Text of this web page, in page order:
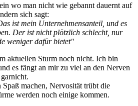
wo man nicht wie gebannt dauernt auf
sich sagt:
ist mein Unternehmensanteil, und es
Der ist nicht plötzlich schlecht, nur
weniger dafür bietet"
aktuellen Sturm noch nicht. Ich bin
es fängt an mir zu viel an den Nerven
machen, Nervosität trübt die
werden noch einige kommen.